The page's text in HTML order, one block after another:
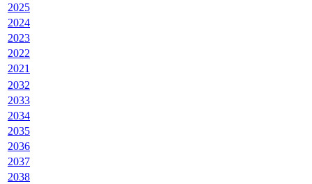
2025
2024
2023
2022
2021
2032
2033
2034
2035
2036
2037
2038